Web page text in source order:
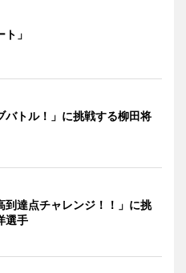
ト」
バトル！」に挑戦する柳田将
到達点チャレンジ！！」に挑
選手